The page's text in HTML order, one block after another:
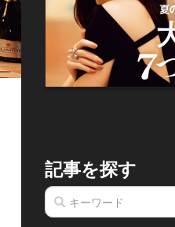
記事を探す